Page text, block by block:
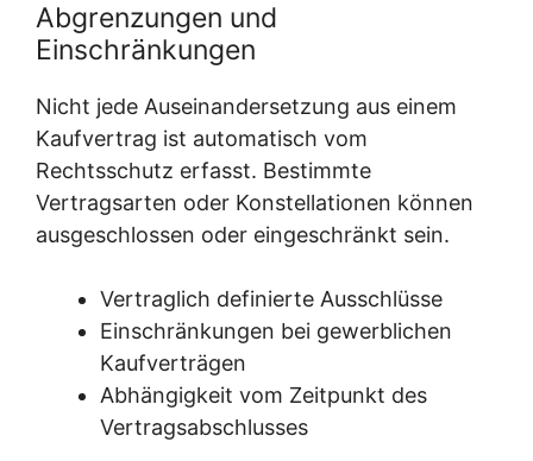
Abgrenzungen und
Einschränkungen
Nicht jede Auseinandersetzung aus einem
Kaufvertrag ist automatisch vom
Rechtsschutz erfasst. Bestimmte
Vertragsarten oder Konstellationen können
ausgeschlossen oder eingeschränkt sein.
Vertraglich definierte Ausschlüsse
Einschränkungen bei gewerblichen
Kaufverträgen
Abhängigkeit vom Zeitpunkt des
Vertragsabschlusses